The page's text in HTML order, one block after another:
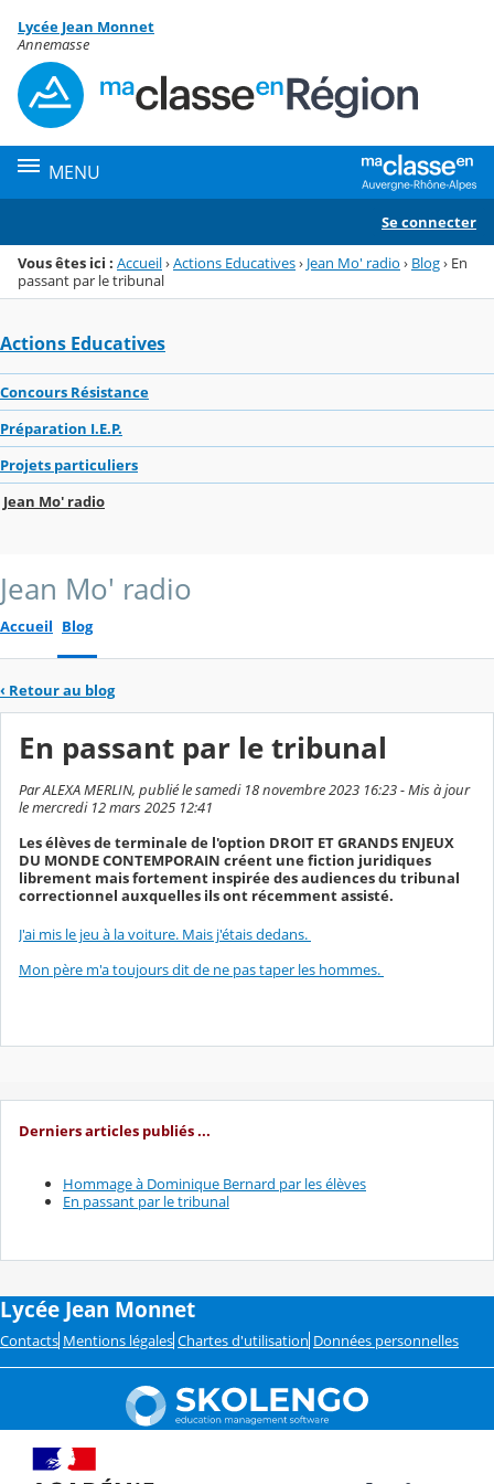
Menu de la rubrique
Contenu
Lycée Jean Monnet
Annemasse
MENU
Se connecter
Vous êtes ici : Accueil›Actions Educatives› Jean Mo' radio › Blog› En
passant par le tribunal
Actions Educatives
Concours Résistance
Préparation I.E.P.
Projets particuliers
Jean Mo' radio
Jean Mo' radio
Accueil Blog
‹ Retour au blog
En passant par le tribunal
Par ALEXA MERLIN, publié le samedi 18 novembre 2023 16:23 - Mis à jour
le mercredi 12 mars 2025 12:41
Les élèves de terminale de l'option DROIT ET GRANDS ENJEUX
DU MONDE CONTEMPORAIN créent une fiction juridiques
librement mais fortement inspirée des audiences du tribunal
correctionnel auxquelles ils ont récemment assisté.
J'ai mis le jeu à la voiture. Mais j'étais dedans.
Mon père m'a toujours dit de ne pas taper les hommes.
Derniers articles publiés ...
Hommage à Dominique Bernard par les élèves
En passant par le tribunal
Lycée Jean Monnet
Contacts Mentions légales Chartes d'utilisation Données personnelles